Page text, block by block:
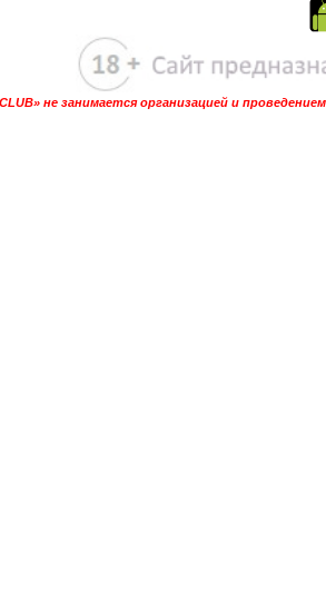
не занимается организацией и